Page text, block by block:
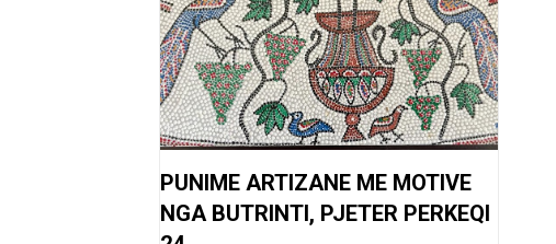
PUNIME ARTIZANE ME MOTIVE
NGA BUTRINTI, PJETER PERKEQI